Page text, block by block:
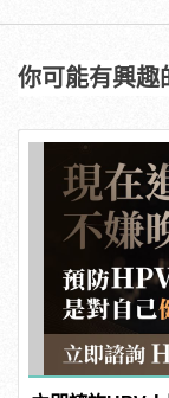
你可能有興趣